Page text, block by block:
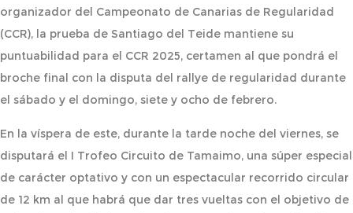
organizador del Campeonato de Canarias de Regularidad
(CCR), la prueba de Santiago del Teide mantiene su
puntuabilidad para el CCR 2025, certamen al que pondrá el
broche final con la disputa del rallye de regularidad durante
el sábado y el domingo, siete y ocho de febrero.
En la víspera de este, durante la tarde noche del viernes, se
disputará el I Trofeo Circuito de Tamaimo, una súper especial
de carácter optativo y con un espectacular recorrido circular
de 12 km al que habrá que dar tres vueltas con el objetivo de